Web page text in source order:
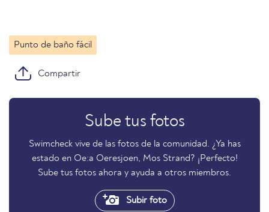
Punto de baño fácil
Compartir
Sube tus fotos
Swimcheck vive de las fotos de la comunidad. ¿Ya has
estado en Oe:a Oeresjoen, Mos Strand? ¡Perfecto!
Sube tus fotos ahora y ayuda a otros miembros.
Subir foto